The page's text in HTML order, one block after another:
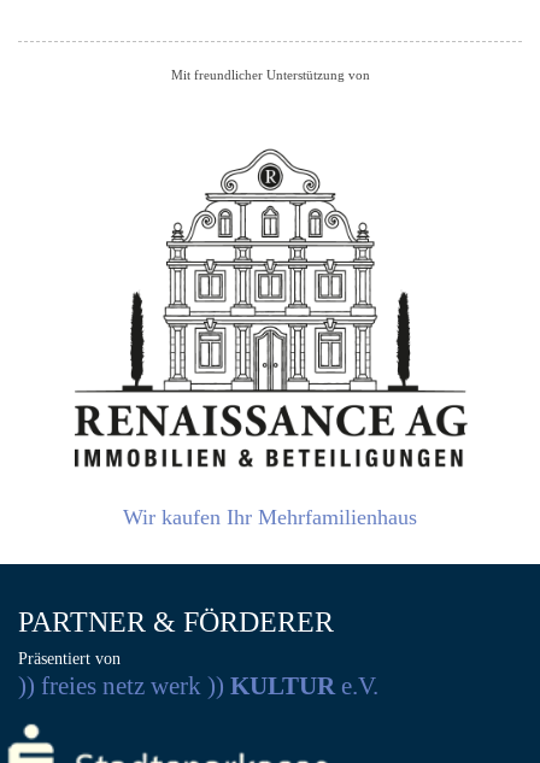
Mit freundlicher Unterstützung von
Wir kaufen Ihr Mehrfamilienhaus
PARTNER & FÖRDERER
Präsentiert von
)) freies netz werk )) KULTURe.V.